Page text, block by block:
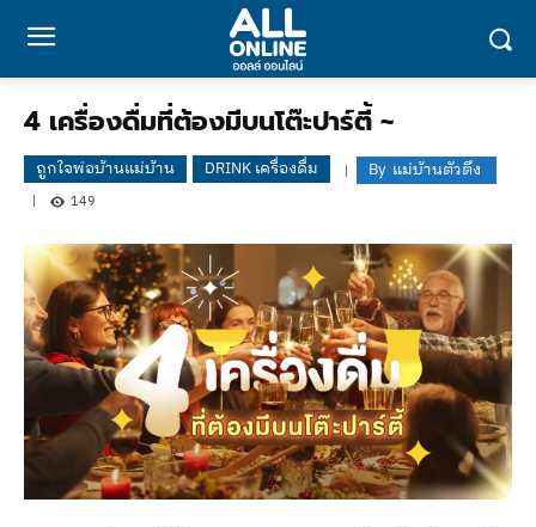
4 เครื่องดื่มที่ต้องมีบนโต๊ะปาร์ตี้ ~
ถูกใจพ่อบ้านแม่บ้าน DRINK เครื่องดื่ม By แม่บ้านตัวตึง
149